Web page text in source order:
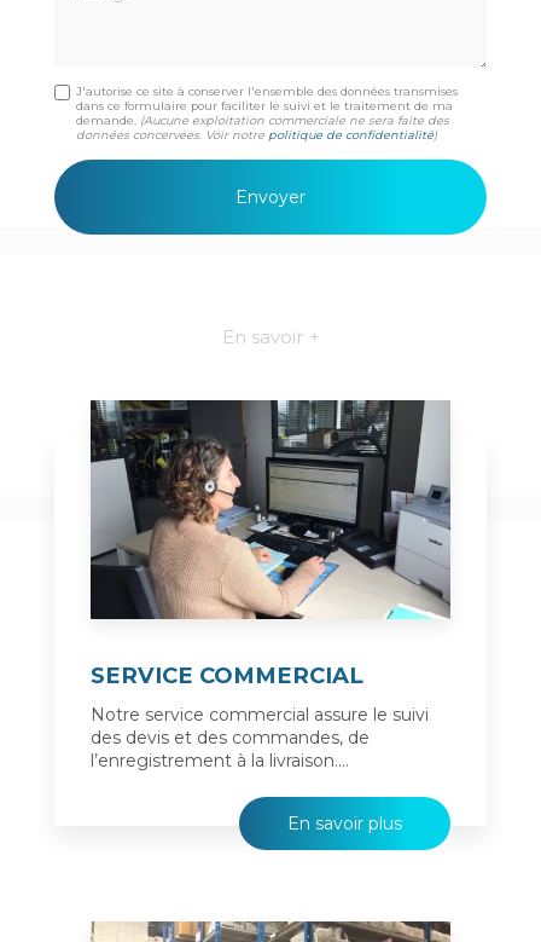
J'autorise ce site à conserver l'ensemble des données transmises
dans ce formulaire pour faciliter le suivi et le traitement de ma
demande. (Aucune exploitation commerciale ne sera faite des
données concervées. Voir notre politique de confidentialité)
En savoir +
SERVICE COMMERCIAL
Notre service commercial assure le suivi
des devis et des commandes, de
l’enregistrement à la livraison....
En savoir plus